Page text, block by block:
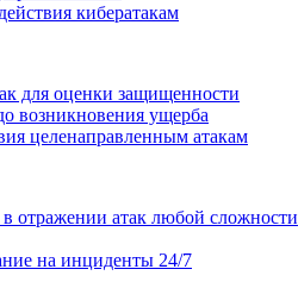
кибератакам
для оценки защищенности
возникновения ущерба
целенаправленным атакам
отражении атак любой сложности
на инциденты 24/7